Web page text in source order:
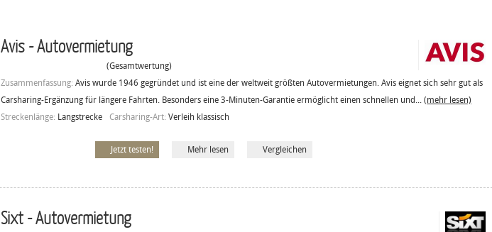
Avis - Autovermietung
(Gesamtwertung)
Zusammenfassung: Avis wurde 1946 gegründet und ist eine der weltweit größten Autovermietungen. Avis eignet sich sehr gut als
Carsharing-Ergänzung für längere Fahrten. Besonders eine 3-Minuten-Garantie ermöglicht einen schnellen und... (mehr lesen)
Streckenlänge: Langstrecke Carsharing-Art: Verleih klassisch
Jetzt testen! Mehr lesen Vergleichen
Sixt - Autovermietung